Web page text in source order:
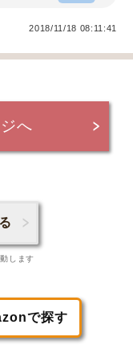
2018/11/18 08:11:41
へ
します
で探す